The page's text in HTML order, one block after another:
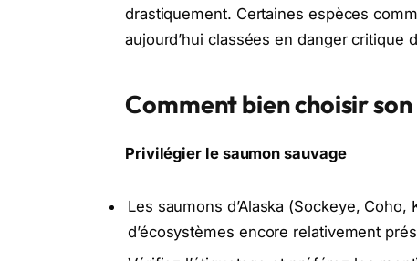
drastiquement. Certaines espèces
aujourd’hui classées en danger critique
Comment bien choisir son
Privilégier le saumon sauvage
Les saumons d’Alaska (Sockeye,
d’écosystèmes encore relativement